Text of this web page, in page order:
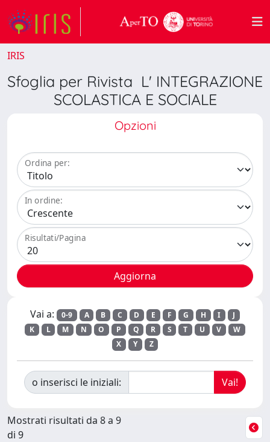
IRIS
Sfoglia per Rivista L' INTEGRAZIONE
SCOLASTICA E SOCIALE
Opzioni
Ordina per:
In ordine:
Risultati/Pagina
Vai a: 0-9 A B C D E F G H I
J
K
L M N O P Q R S T U V
W
X
Y Z
o inserisci le iniziali:
Mostrati risultati da 8 a 9
di 9